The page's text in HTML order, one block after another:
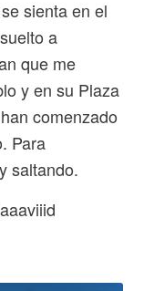
sienta en el
a
que me
y en su Plaza
comenzado
Para
saltando.